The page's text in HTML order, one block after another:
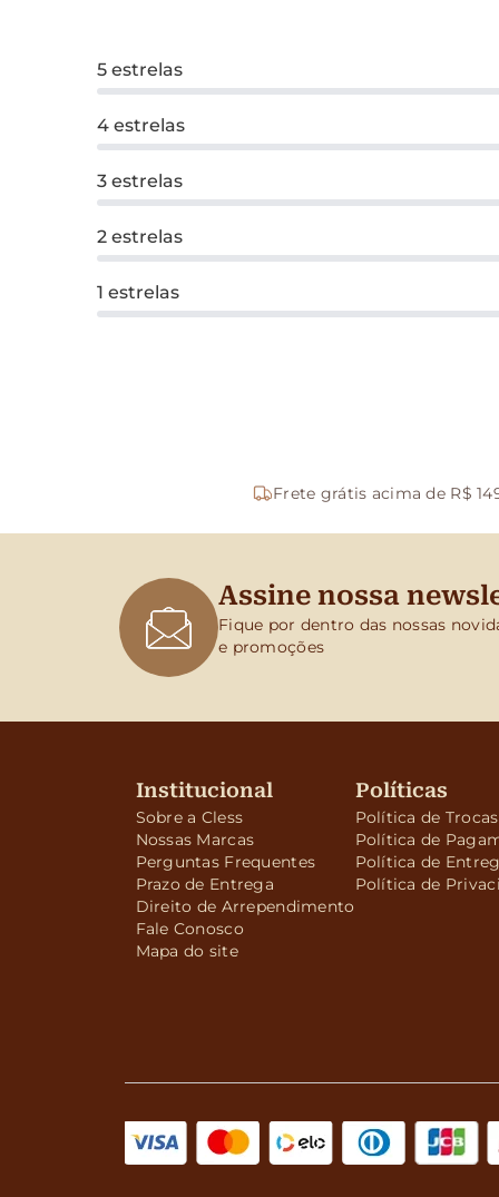
5 estrelas
4 estrelas
3 estrelas
2 estrelas
1 estrelas
Frete grátis acima de R$
Assine nossa
Fique por dentro das nossas
e promoções
Institucional
Sobre a Cless
Nossas Marcas
Perguntas Frequentes
Prazo de Entrega
Direito de Arrependimento
Fale Conosco
Mapa do site
Políticas
Política de
Política de
Política de
Política de